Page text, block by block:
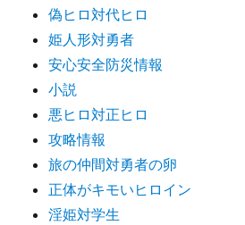
偽ヒロ対代ヒロ
姫人形対勇者
安心安全防災情報
小説
悪ヒロ対正ヒロ
攻略情報
旅の仲間対勇者の卵
正体がキモいヒロイン
淫姫対学生